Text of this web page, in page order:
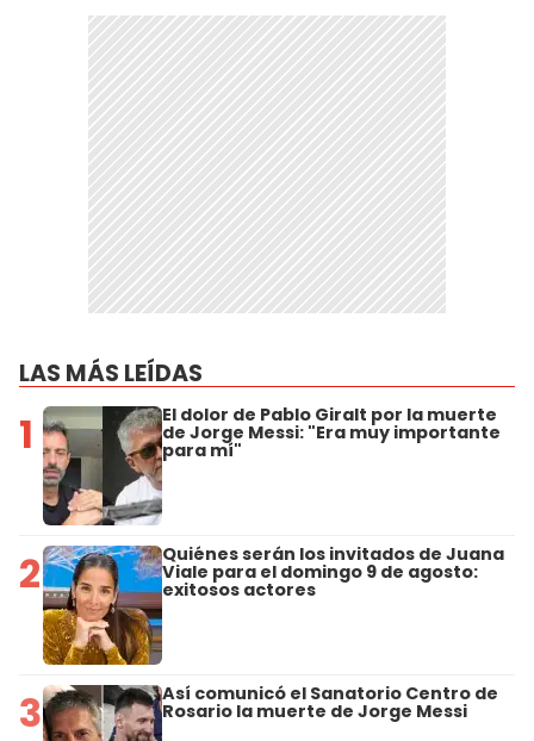
LAS MÁS LEÍDAS
1 El dolor de Pablo Giralt por la muerte
de Jorge Messi: "Era muy importante
para mí"
2 Quiénes serán los invitados de Juana
Viale para el domingo 9 de agosto:
exitosos actores
3 Así comunicó el Sanatorio Centro de
Rosario la muerte de Jorge Messi